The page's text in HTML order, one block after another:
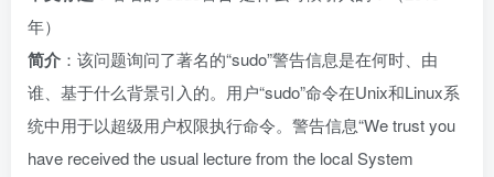
年）
简介 ：该问题询问了著名的“sudo”警告信息是在何时、由
谁、基于什么背景引入的。用户“sudo”命令在Unix和Linux系
统中用于以超级用户权限执行命令。警告信息“We trust you
have received the usual lecture from the local System